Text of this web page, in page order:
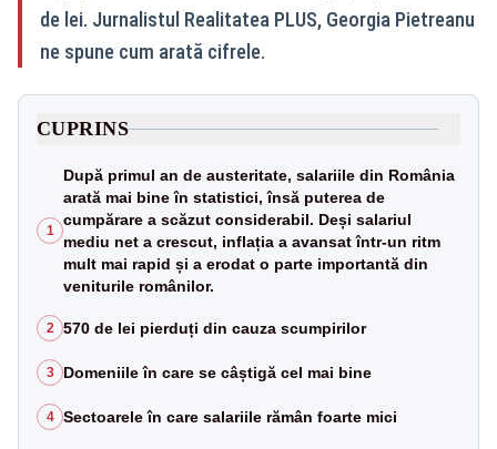
de lei. Jurnalistul Realitatea PLUS, Georgia Pietreanu
ne spune cum arată cifrele.
CUPRINS
1
După primul an de austeritate, salariile din România
arată mai bine în statistici, însă puterea de
cumpărare a scăzut considerabil. Deși salariul
mediu net a crescut, inflația a avansat într-un ritm
mult mai rapid și a erodat o parte importantă din
veniturile românilor.
2 570 de lei pierduți din cauza scumpirilor
3 Domeniile în care se câștigă cel mai bine
4 Sectoarele în care salariile rămân foarte mici